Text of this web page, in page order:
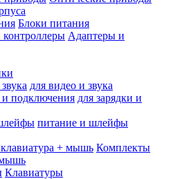
Блоки питания
Адаптеры и
для видео и звука
для зарядки и
питание и шлейфы
Комплекты
мышь
Клавиатуры